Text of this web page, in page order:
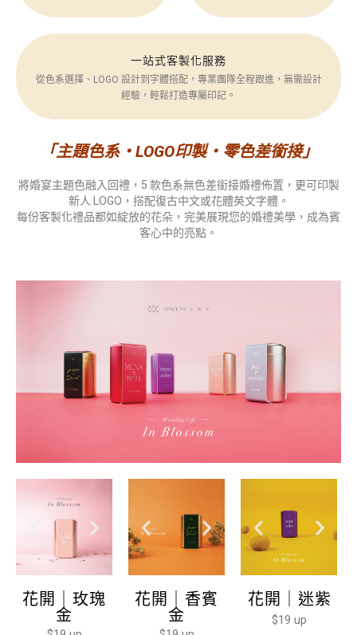
一站式客製化服務
從色系選擇、LOGO 設計到字體搭配，專業團隊全程跟進，無需設計
經驗，輕鬆打造專屬印記。
「主題色系・LOGO印製・零色差銜接」
將婚宴主題色融入回禮，5 款色系無色差銜接婚禮佈置，更可印製
新人 LOGO，搭配復古中文或花體英文字體。
每份客製化禮品都如綻放的花朵，完美展現您的婚禮美學，成為賓
客心中的亮點。
花開｜玫瑰
金
花開｜香賓
金
花開｜迷紫
$19 up